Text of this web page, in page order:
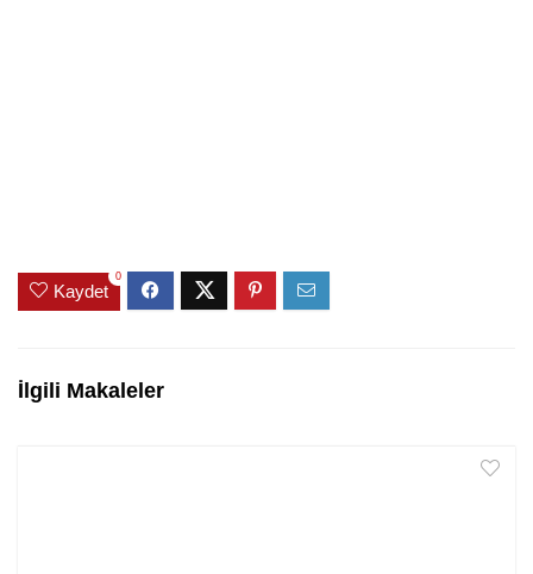
Kaydet
0
İlgili Makaleler